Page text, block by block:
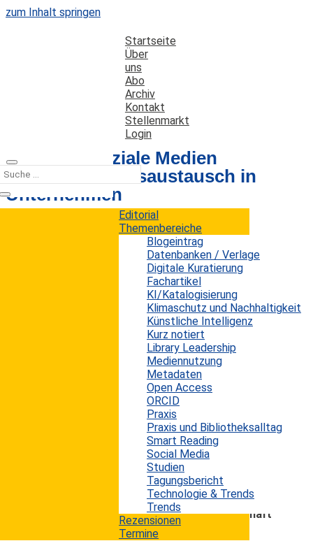
zum Inhalt springen
Startseite
Über
uns
Abo
Archiv
Kontakt
Stellenmarkt
Login
Editorial
Themenbereiche
Blogeintrag
Datenbanken / Verlage
Digitale Kuratierung
Fachartikel
KI/Katalogisierung
Klimaschutz und Nachhaltigkeit
Künstliche Intelligenz
Kurz notiert
Library Leadership
Mediennutzung
Metadaten
Open Access
ORCID
Praxis
Praxis und Bibliotheksalltag
Smart Reading
Social Media
Studien
Tagungsbericht
Technologie & Trends
Trends
Rezensionen
Termine
BITKOM: Soziale Medien
fördern Wissensaustausch in
Unternehmen
Autor: Erwin König
Ohne Zweifel haben soziale Medien wieFacebook
die Art, wie wir das Internet nutzen, in
den letzten Jahren nachhaltig verändert. Neue
technische Entwicklungen wie Mobiltechnologie,
Cloud Computing und Big Data dürften diesen
Trend hin zu sozialer Kommunikation noch weiter
beschleunigen. Der Hightech-Verband BITKOM hat
in einer aktuellen Studie untersucht, wie sich dieser
Einfluss von Social Media auf die Unternehmen in
der ITK-Branche konkret bemerkbar macht. Im
Fokus der vorliegenden Untersuchung stehen
Fragen wie z.B., ob die deutschen Hightech-
Unternehmen intern und extern die Möglichkeiten
durch Social Media mittlerweile umgesetzt haben,
welche Abteilungen in diesen Unternehmen die
Treiber von Social Business sind, oder ob diese
soziale Komponente sich schon im Tagesgeschäft
dieser Unternehmen ablesen lässt?